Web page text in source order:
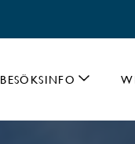
BESÖKSINFO